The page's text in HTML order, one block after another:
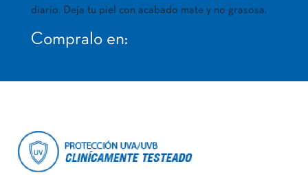
diario. Deja tu piel con acabado mate y no grasosa.
Compralo en: